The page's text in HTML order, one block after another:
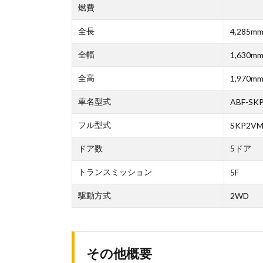
燃費
全長 4,285mm
全幅 1,630mm
全高 1,970mm
車名型式 ABF-
フル型式
ドア数 5ドア
トランスミッション 5F
駆動方式 2WD
その他概要